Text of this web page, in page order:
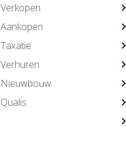
Verkopen
Aankopen
Taxatie
Verhuren
Nieuwbouw
Qualis